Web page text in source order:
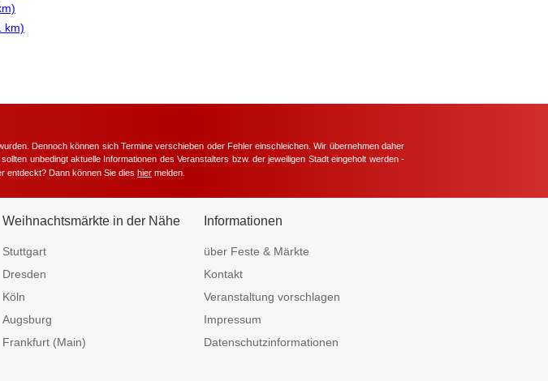
km)
Dennoch können sich Termine verschieben oder Fehler einschleichen. Wir übernehmen daher
unbedingt aktuelle Informationen des Veranstalters bzw. der jeweiligen Stadt eingeholt werden -
entdeckt? Dann können Sie dies hier melden.
Weihnachtsmärkte in der Nähe
Stuttgart
Dresden
Köln
Augsburg
Frankfurt (Main)
Informationen
über Feste & Märkte
Kontakt
Veranstaltung vorschlagen
Impressum
Datenschutzinformationen